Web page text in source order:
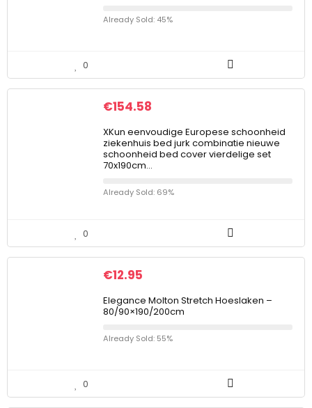
Already Sold: 45%
0
€154.58
XKun eenvoudige Europese schoonheid
ziekenhuis bed jurk combinatie nieuwe
schoonheid bed cover vierdelige set
70x190cm…
Already Sold: 69%
0
€12.95
Elegance Molton Stretch Hoeslaken –
80/90×190/200cm
Already Sold: 55%
0